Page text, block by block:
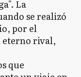
La
se realizó
por el
eterno rival,
que